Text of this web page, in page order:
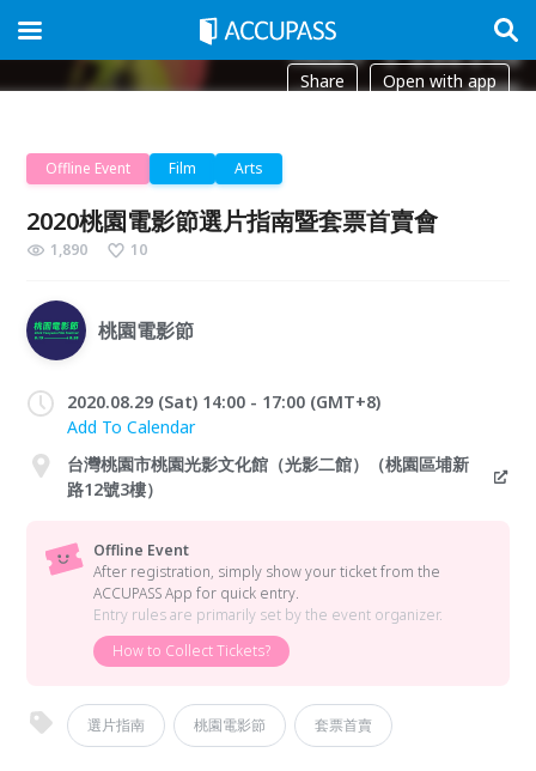
Share Open with app
Offline Event Film Arts
2020桃園電影節選片指南暨套票首賣會
1,890 10
桃園電影節
2020.08.29 (Sat) 14:00 - 17:00 (GMT+8)
Add To Calendar
台灣桃園市桃園光影文化館（光影二館）（桃園區埔新
路12號3樓）
Offline Event
After registration, simply show your ticket from the
ACCUPASS App for quick entry.
Entry rules are primarily set by the event organizer.
How to Collect Tickets?
選片指南 桃園電影節 套票首賣